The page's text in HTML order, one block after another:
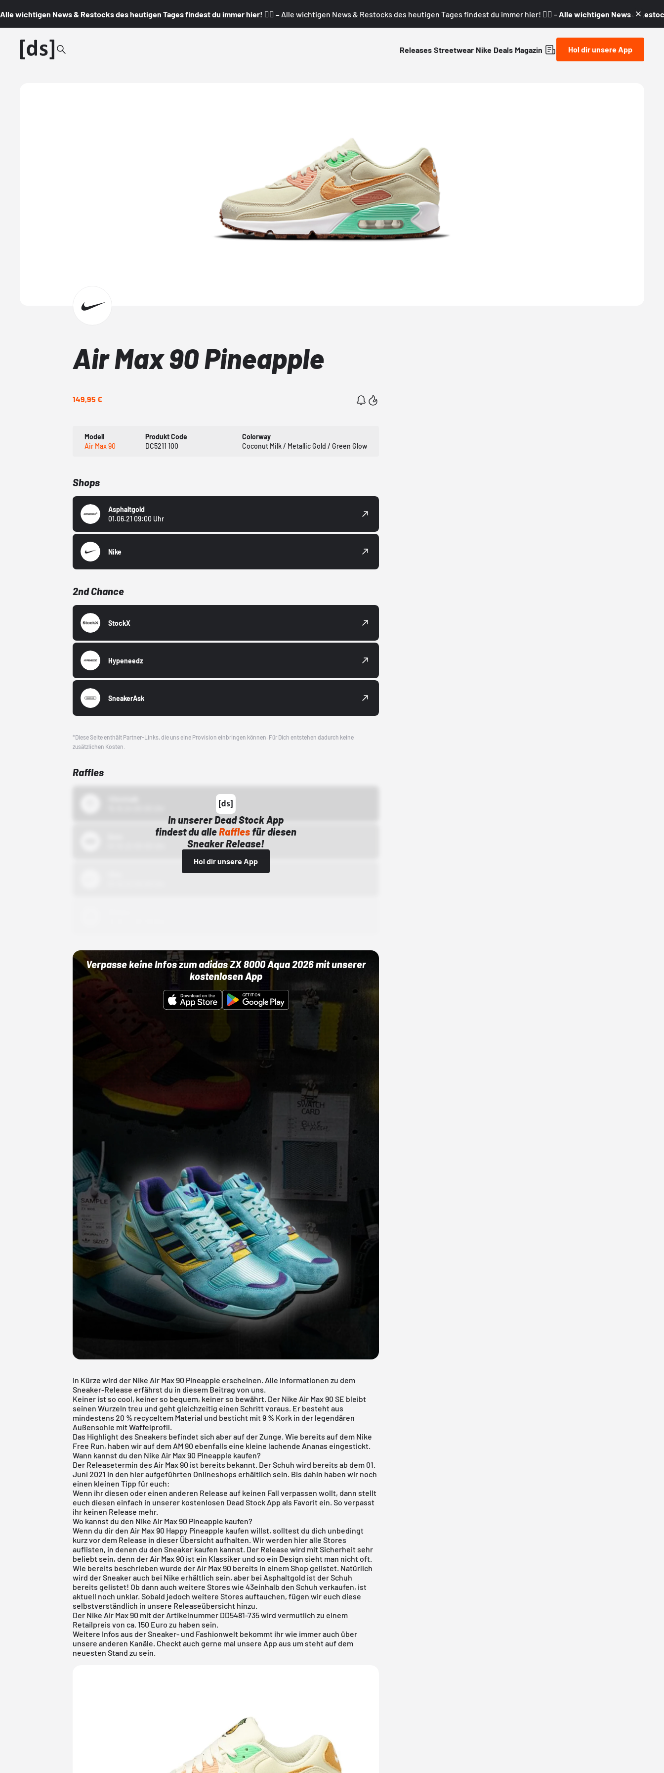
Alle wichtigen News & Restocks des heutigen Tages findest du immer hier! 👇🏼 – Alle wichtigen News & Restocks des heutigen Tages findest du immer hier! 👇🏼 – Alle wichtigen News &
Releases Streetwear Nike Deals Magazin Hol dir unsere App
Air Max 90 Pineapple
149,95 €
Modell
Air Max 90
Produkt Code
DC5211 100
Colorway
Coconut Milk / Metallic Gold / Green Glow
Shops
Asphaltgold
01.06.21 09:00 Uhr
Nike
2nd Chance
StockX
Hypeneedz
SneakerAsk
*Diese Seite enthält Partner-Links, die uns eine Provision einbringen können. Für Dich entstehen dadurch keine
zusätzlichen Kosten.
Raffles
In unserer Dead Stock App
findest du alleRaffles für diesen
Sneaker Release!
Hol dir unsere App
Verpasse keine Infos zum adidas ZX 8000 Aqua 2026 mit unserer
kostenlosen App
In Kürze wird der Nike Air Max 90 Pineapple erscheinen. Alle Informationen zu dem
Sneaker-Release erfährst du in diesem Beitrag von uns.
Keiner ist so cool, keiner so bequem, keiner so bewährt. Der Nike Air Max 90 SE bleibt
seinen Wurzeln treu und geht gleichzeitig einen Schritt voraus. Er besteht aus
mindestens 20 % recyceltem Material und besticht mit 9 % Kork in der legendären
Außensohle mit Waffelprofil.
Das Highlight des Sneakers befindet sich aber auf der Zunge. Wie bereits auf dem Nike
Free Run, haben wir auf dem AM 90 ebenfalls eine kleine lachende Ananas eingestickt.
Wann kannst du den Nike Air Max 90 Pineapple kaufen?
Der Releasetermin des Air Max 90 ist bereits bekannt. Der Schuh wird bereits ab dem 01.
Juni 2021 in den hier aufgeführten Onlineshops erhältlich sein. Bis dahin haben wir noch
einen kleinen Tipp für euch:
Wenn ihr diesen oder einen anderen Release auf keinen Fall verpassen wollt, dann stellt
euch diesen einfach in unserer kostenlosen Dead Stock App als Favorit ein. So verpasst
ihr keinen Release mehr.
Wo kannst du den Nike Air Max 90 Pineapple kaufen?
Wenn du dir den Air Max 90 Happy Pineapple kaufen willst, solltest du dich unbedingt
kurz vor dem Release in dieser Übersicht aufhalten. Wir werden hier alle Stores
auflisten, in denen du den Sneaker kaufen kannst. Der Release wird mit Sicherheit sehr
beliebt sein, denn der Air Max 90 ist ein Klassiker und so ein Design sieht man nicht oft.
Wie bereits beschrieben wurde der Air Max 90 bereits in einem Shop gelistet. Natürlich
wird der Sneaker auch bei Nike erhältlich sein, aber bei Asphaltgold ist der Schuh
bereits gelistet! Ob dann auch weitere Stores wie 43einhalb den Schuh verkaufen, ist
aktuell noch unklar. Sobald jedoch weitere Stores auftauchen, fügen wir euch diese
selbstverständlich in unsere Releaseübersicht hinzu.
Der Nike Air Max 90 mit der Artikelnummer DD5481-735 wird vermutlich zu einem
Retailpreis von ca. 150 Euro zu haben sein.
Weitere Infos aus der Sneaker- und Fashionwelt bekommt ihr wie immer auch über
unsere anderen Kanäle. Checkt auch gerne mal unsere App aus um steht auf dem
neuesten Stand zu sein.